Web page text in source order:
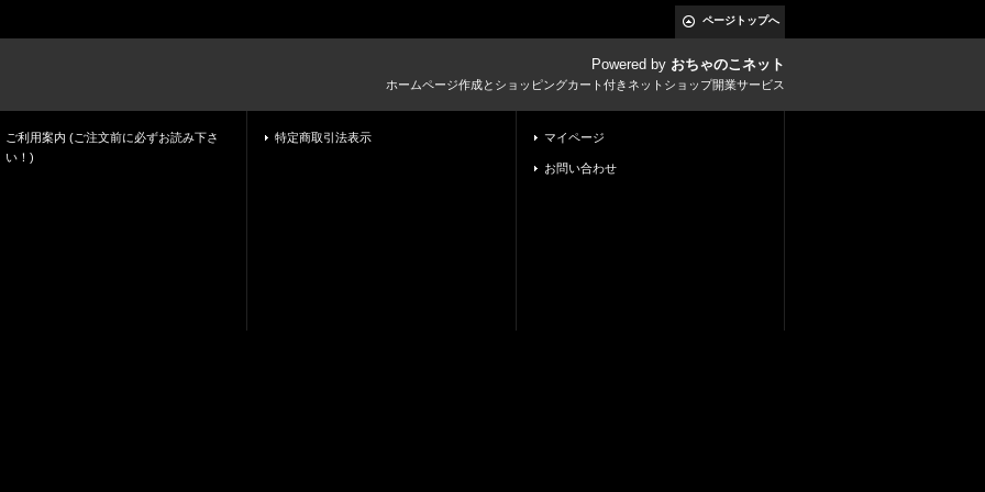
ページトップへ
Powered by おちゃのこネット
ホームページ作成とショッピングカート付きネットショップ開業サービス
ご利用案内 (ご注文前に必ずお読み下さ
い！)
特定商取引法表示 マイページ
お問い合わせ